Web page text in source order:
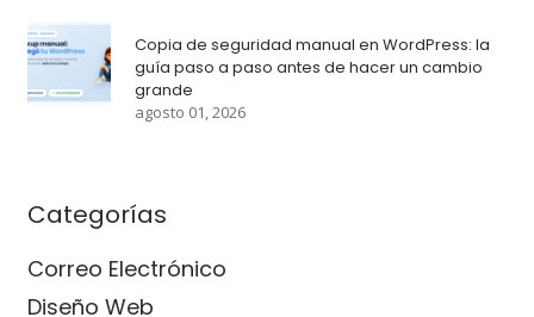
Copia de seguridad manual en WordPress: la
guía paso a paso antes de hacer un cambio
grande
agosto 01, 2026
Categorías
Correo Electrónico
Diseño Web